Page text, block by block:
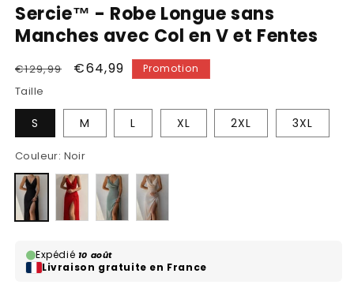
Sercie™ - Robe Longue sans
Manches avec Col en V et Fentes
Prix
habituel
€129,99
Prix
€64,99 Promotion
Taille
S M L XL 2XL 3XL
Couleur: Noir
Variante
épuisée
ou
indisponible
Variante
épuisée
ou
indisponible
Variante
épuisée
ou
indisponible
Variante
épuisée
ou
indisponible
Expédié 10 août
Livraison gratuite en France